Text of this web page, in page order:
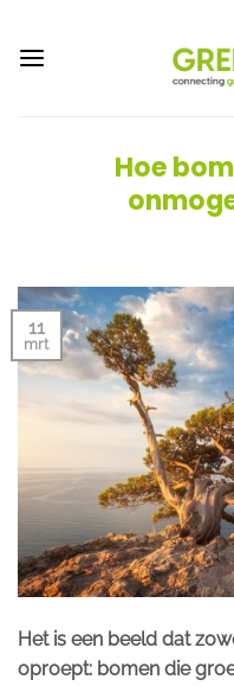
naar
inhoud
Hoe
11
mrt
Het is een beeld dat
oproept: bomen die